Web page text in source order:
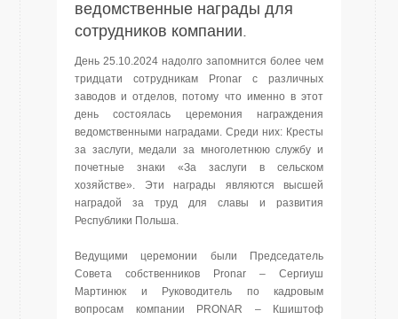
ведомственные награды для
сотрудников компании.
День 25.10.2024 надолго запомнится более чем
тридцати сотрудникам Pronar с различных
заводов и отделов, потому что именно в этот
день состоялась церемония награждения
ведомственными наградами. Среди них: Кресты
за заслуги, медали за многолетнюю службу и
почетные знаки «За заслуги в сельском
хозяйстве». Эти награды являются высшей
наградой за труд для славы и развития
Республики Польша.
Ведущими церемонии были Председатель
Совета собственников Pronar – Сергиуш
Мартинюк и Руководитель по кадровым
вопросам компании PRONAR – Кшиштоф